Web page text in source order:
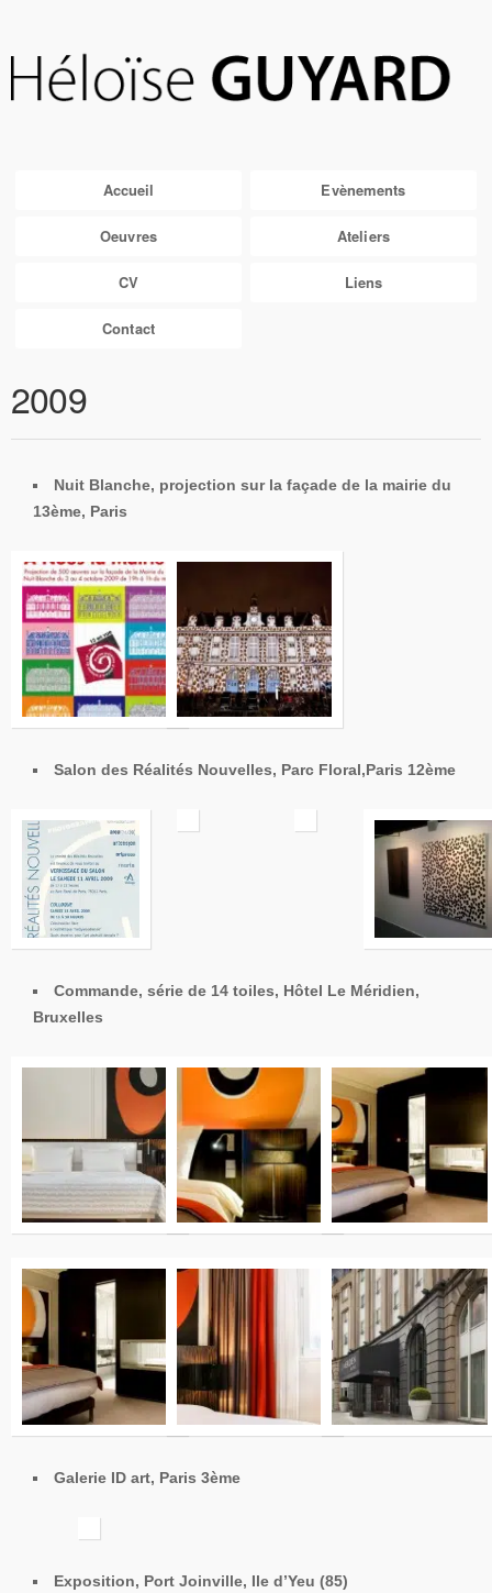
Accueil Evènements
Oeuvres Ateliers
CV Liens
Contact
2009
Nuit Blanche, projection sur la façade de la mairie du
13ème, Paris
Salon des Réalités Nouvelles, Parc Floral,Paris 12ème
Commande, série de 14 toiles, Hôtel Le Méridien,
Bruxelles
Galerie ID art, Paris 3ème
Exposition, Port Joinville, Ile d’Yeu (85)